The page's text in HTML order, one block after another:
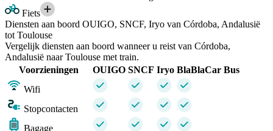
Fiets
Diensten aan boord OUIGO, SNCF, Iryo van Córdoba, Andalusië
tot Toulouse
Vergelijk diensten aan boord wanneer u reist van Córdoba,
Andalusië naar Toulouse met train.
Voorzieningen
OUIGO SNCF Iryo BlaBlaCar Bus
Wifi
Stopcontacten
Bagage